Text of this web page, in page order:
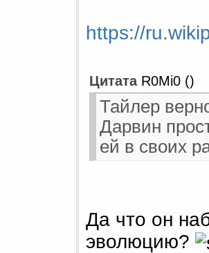
https://
Цитата R0Mi0 ()
Тайлер
Дарвин
ей в своих
Да что он
эволюцию?